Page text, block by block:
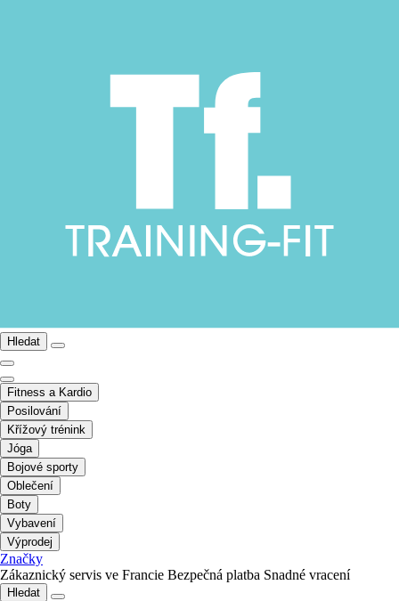
Hledat
Fitness a Kardio
Posilování
Křížový trénink
Jóga
Bojové sporty
Oblečení
Boty
Vybavení
Výprodej
Značky
Zákaznický servis ve Francie Bezpečná platba Snadné vracení
Hledat